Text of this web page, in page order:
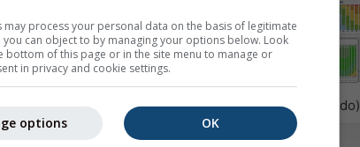
Previsión estacional Clima (modelado)
may process your personal data on the basis of legitimate
you can object to by managing your options below. Look
bottom of this page or in the site menu to manage or
in privacy and cookie settings.
OK
options